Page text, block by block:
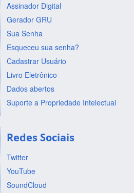
Assinador Digital
Gerador GRU
Sua Senha
Esqueceu sua senha?
Cadastrar Usuário
Livro Eletrônico
Dados abertos
Suporte a Propriedade Intelectual
Redes Sociais
Twitter
YouTube
SoundCloud